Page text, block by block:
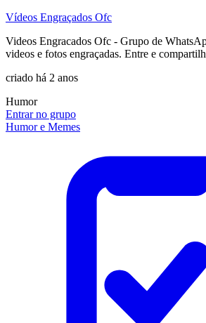
Vídeos Engraçados Ofc
Videos Engracados Ofc - Grupo de
videos e fotos engraçadas. Entre e
criado há 2 anos
Humor
Entrar no grupo
Humor e Memes